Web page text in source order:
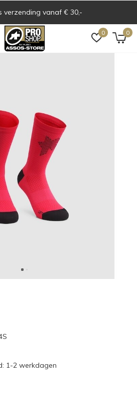
0 0
verzending vanaf € 30,-
1-2 werkdagen